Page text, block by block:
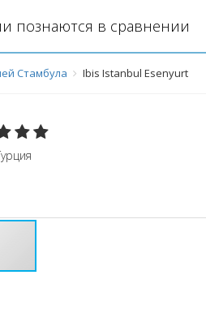
познаются в сравнении
Стамбула Ibis Istanbul Esenyurt